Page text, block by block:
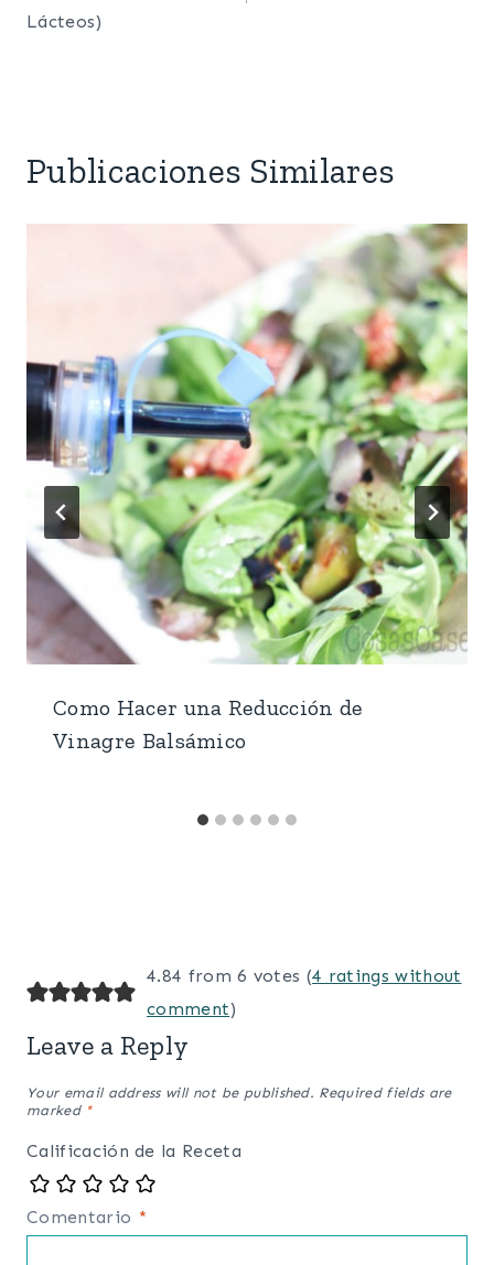
Lácteos)
Publicaciones Similares
Como Hacer una Reducción de
Vinagre Balsámico
4.84 from 6 votes (4 ratings without
comment)
Leave a Reply
Your email address will not be published. Required fields are
marked *
Calificación de la Receta
Comentario *